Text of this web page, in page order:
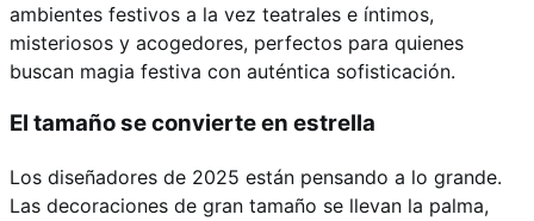
ambientes festivos a la vez teatrales e íntimos,
misteriosos y acogedores, perfectos para quienes
buscan magia festiva con auténtica sofisticación.
El tamaño se convierte en estrella
Los diseñadores de 2025 están pensando a lo grande.
Las decoraciones de gran tamaño se llevan la palma,